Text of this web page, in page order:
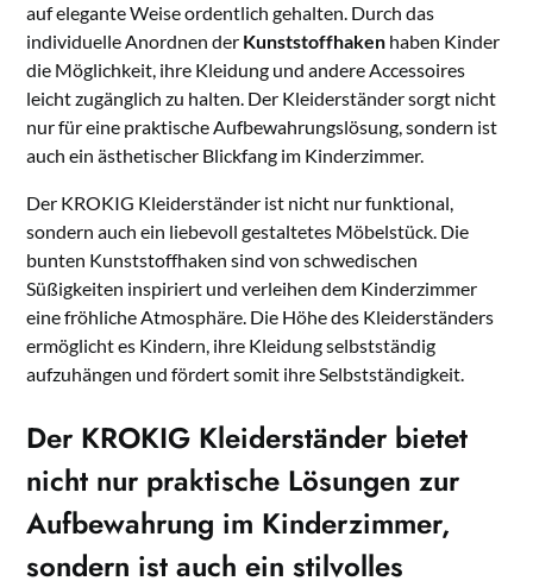
auf elegante Weise ordentlich gehalten. Durch das
individuelle Anordnen der Kunststoffhaken haben Kinder
die Möglichkeit, ihre Kleidung und andere Accessoires
leicht zugänglich zu halten. Der Kleiderständer sorgt nicht
nur für eine praktische Aufbewahrungslösung, sondern ist
auch ein ästhetischer Blickfang im Kinderzimmer.
Der KROKIG Kleiderständer ist nicht nur funktional,
sondern auch ein liebevoll gestaltetes Möbelstück. Die
bunten Kunststoffhaken sind von schwedischen
Süßigkeiten inspiriert und verleihen dem Kinderzimmer
eine fröhliche Atmosphäre. Die Höhe des Kleiderständers
ermöglicht es Kindern, ihre Kleidung selbstständig
aufzuhängen und fördert somit ihre Selbstständigkeit.
Der KROKIG Kleiderständer bietet
nicht nur praktische Lösungen zur
Aufbewahrung im Kinderzimmer,
sondern ist auch ein stilvolles